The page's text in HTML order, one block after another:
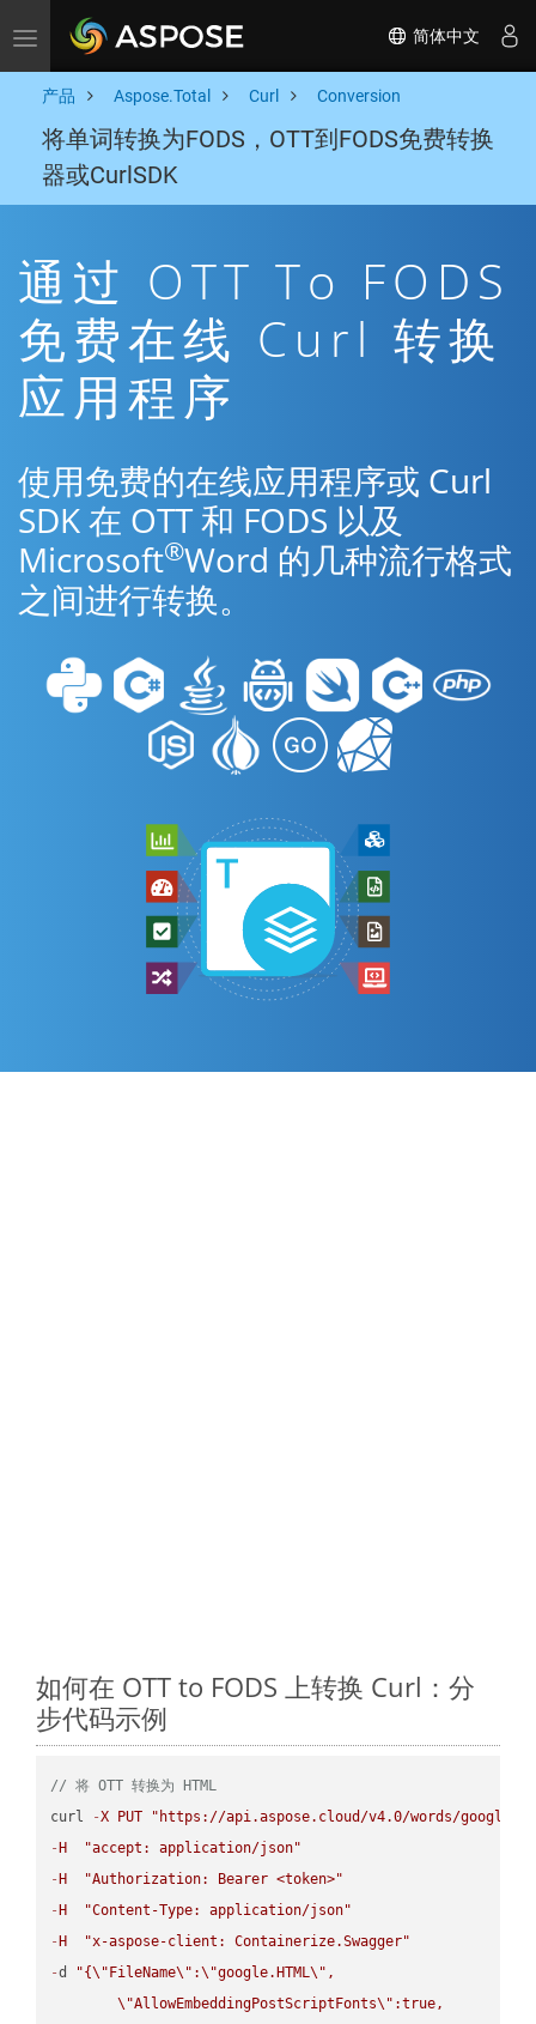
Toggle navigation 简体中文
产品 Aspose.Total Curl Conversion
将单词转换为FODS，OTT到FODS免费转换
器或CurlSDK
通过 OTT To FODS
免费在线 Curl 转换
应用程序
使用免费的在线应用程序或 Curl
SDK 在 OTT 和 FODS 以及
Microsoft®Word 的几种流行格式
之间进行转换。
如何在 OTT to FODS 上转换 Curl：分
步代码示例
// 将 OTT 转换为 HTML
curl
-X PUT
"https://api.aspose.cloud/v4.0/words/
- H
"accept: application/json"
- H
"Authorization: Bearer <token>"
- H
"Content-Type: application/json"
- H
"x-aspose-client: Containerize.Swagger"
-d "{\" FileName\" :\"google.HTML\" ,
\"AllowEmbeddingPostScriptFonts\" :true,